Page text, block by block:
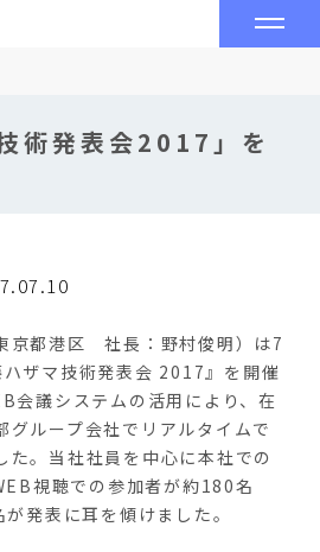
術発表会2017」を
京都港区 社長：野村俊明）は7
ザマ技術発表会 2017』を開催
会議システムの活用により、在
グループ会社でリアルタイムで
た。当社社員を中心に本社での
視聴での参加者が約180名
発表に耳を傾けました。